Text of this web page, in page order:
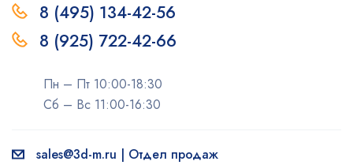
8 (495) 134-42-56
8 (925) 722-42-66
Пн – Пт 10:00-18:30
Сб – Вс 11:00-16:30
sales@3d-m.ru | Отдел продаж